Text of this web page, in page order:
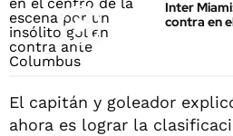
Inter
contra en
El capitán y goleador
ahora es lograr la